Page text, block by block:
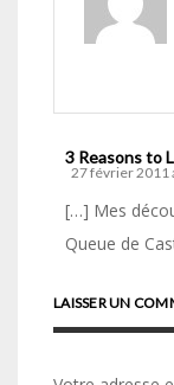
3 Reasons to
27 février 2011
[…] Mes
Queue de
LAISSER UN